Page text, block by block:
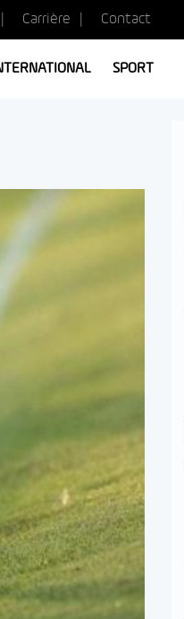
Carrière Contact
SPORT